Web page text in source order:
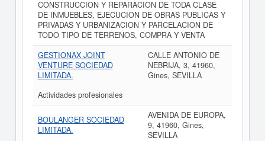
CONSTRUCCION Y REPARACION DE TODA CLASE
DE INMUEBLES, EJECUCION DE OBRAS PUBLICAS Y
PRIVADAS Y URBANIZACION Y PARCELACION DE
TODO TIPO DE TERRENOS, COMPRA Y VENTA
GESTIONAX JOINT
VENTURE SOCIEDAD
LIMITADA.
CALLE ANTONIO DE
NEBRIJA, 3, 41960,
Gines, SEVILLA
Actividades profesionales
BOULANGER SOCIEDAD
LIMITADA.
AVENIDA DE EUROPA,
9, 41960, Gines,
SEVILLA